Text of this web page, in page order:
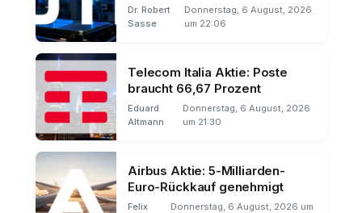
Dr. Robert
Sasse
Donnerstag, 6 August, 2026
um 22:06
Telecom Italia Aktie: Poste
braucht 66,67 Prozent
Eduard
Altmann
Donnerstag, 6 August, 2026
um 21:30
Airbus Aktie: 5-Milliarden-
Euro-Rückkauf genehmigt
Felix
Donnerstag, 6 August, 2026 um